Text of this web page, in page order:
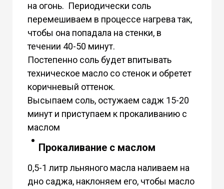
на огонь. Периодически соль
перемешиваем в процессе нагрева так,
чтобы она попадала на стенки, в
течении 40-50 минут.
Постепенно соль будет впитывать
техническое масло со стенок и обретет
коричневый оттенок.
Высыпаем соль, остужаем садж 15-20
минут и приступаем к прокаливанию с
маслом
Прокаливание с маслом
0,5-1 литр льняного масла наливаем на
дно саджа, наклоняем его, чтобы масло